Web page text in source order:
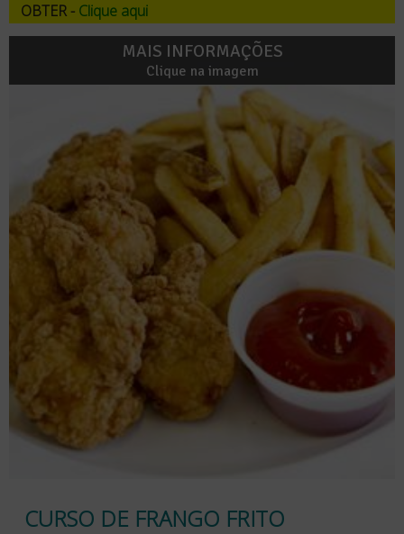
OBTER - Clique aqui
MAIS INFORMAÇÕES
Clique na imagem
CURSO DE FRANGO FRITO